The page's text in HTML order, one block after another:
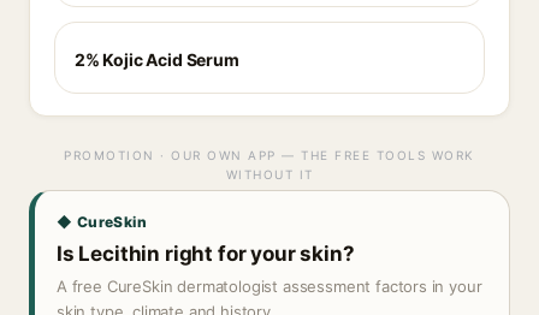
2% Kojic Acid Serum
PROMOTION · OUR OWN APP — THE FREE TOOLS WORK
WITHOUT IT
◆ CureSkin
Is Lecithin right for your skin?
A free CureSkin dermatologist assessment factors in your